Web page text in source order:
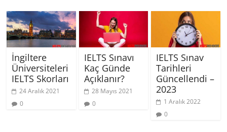
İngiltere
Üniversiteleri
IELTS Skorları
24 Aralık 2021
0
IELTS Sınavı
Kaç Günde
Açıklanır?
28 Mayıs 2021
0
IELTS Sınav
Tarihleri
Güncellendi –
2023
1 Aralık 2022
0